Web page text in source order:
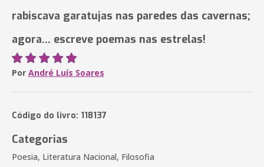
rabiscava garatujas nas paredes das cavernas;
agora... escreve poemas nas estrelas!
Por André Luís Soares
Código do livro: 118137
Categorias
Poesia, Literatura Nacional, Filosofia